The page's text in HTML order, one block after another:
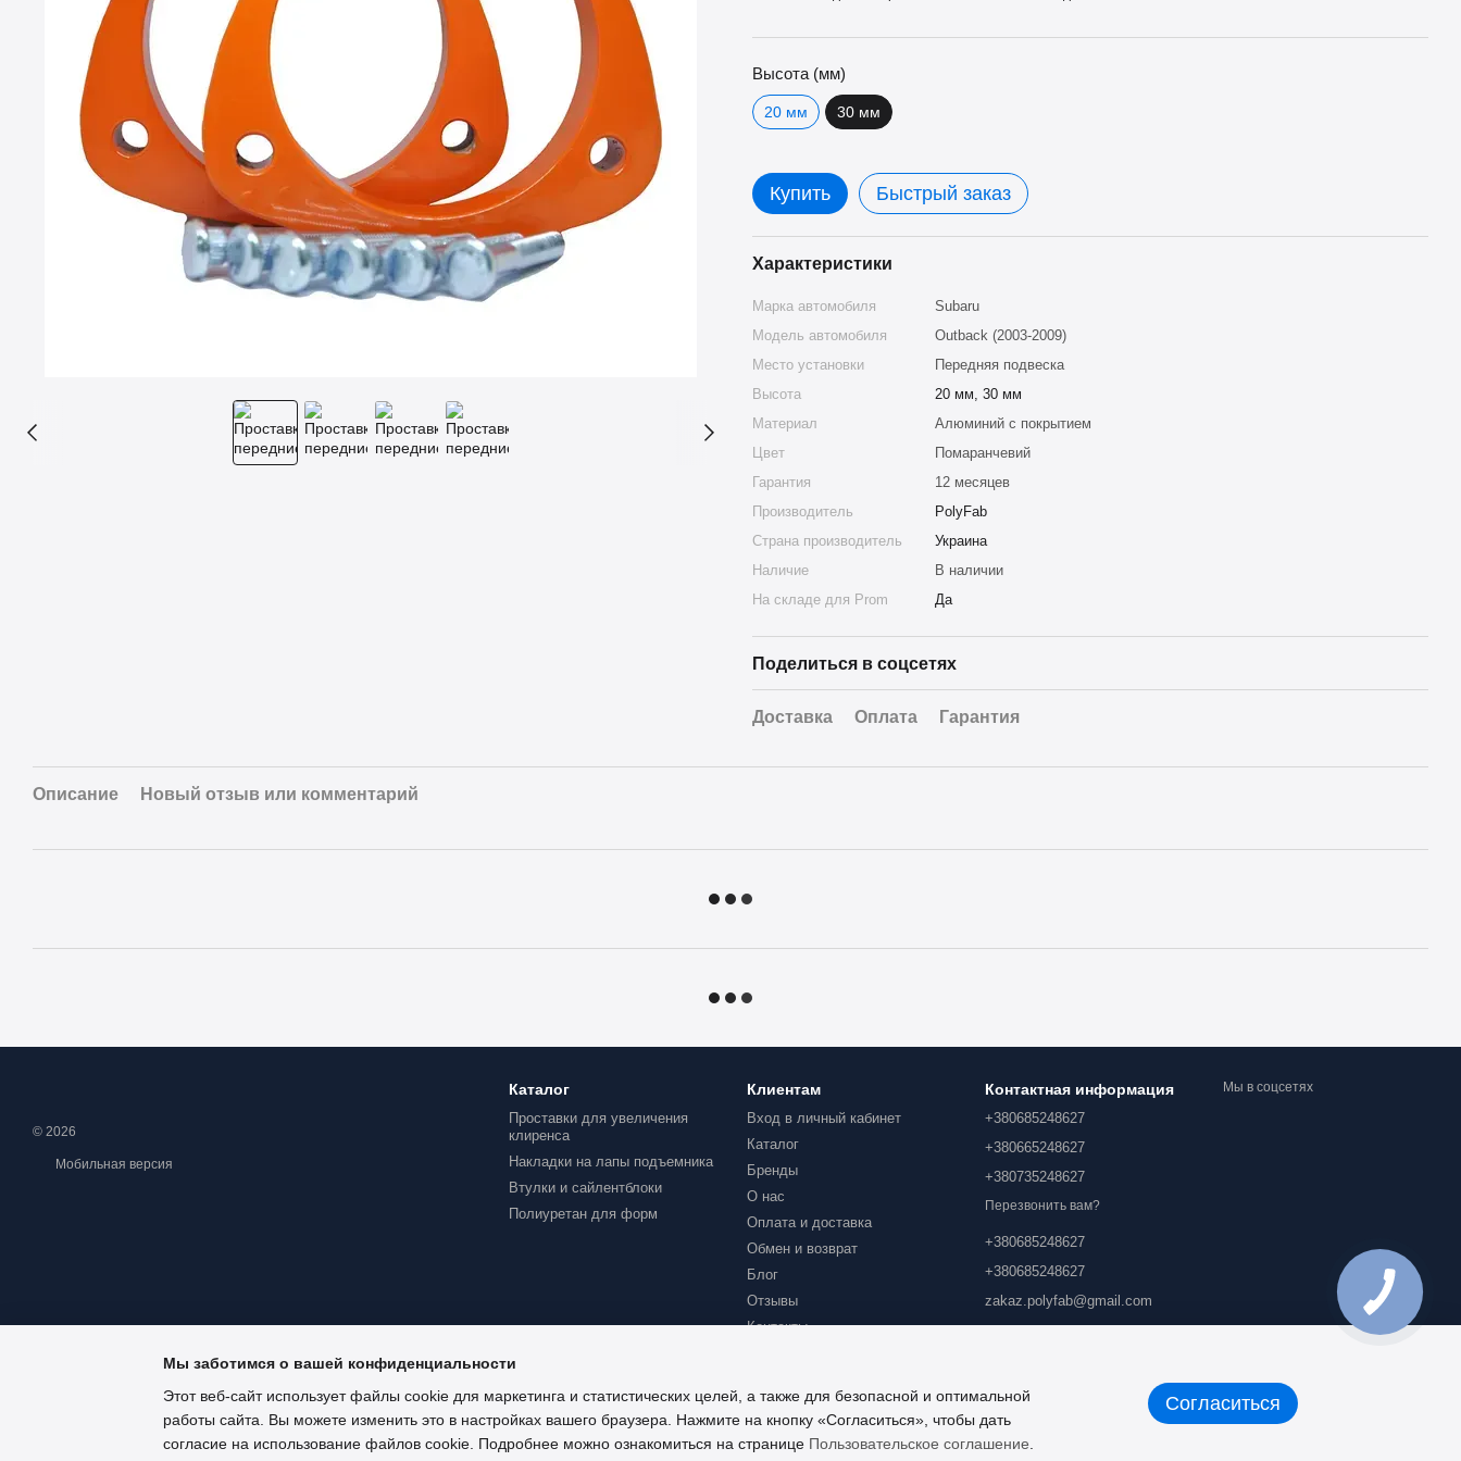
Высота (мм)
20 мм 30 мм
Купить Быстрый заказ
Характеристики
Марка автомобиля
Subaru
Модель автомобиля
Outback (2003-2009)
Место установки
Передняя подвеска
Высота
20 мм, 30 мм
Материал
Алюминий с покрытием
Цвет
Помаранчевий
Гарантия
12 месяцев
Производитель
PolyFab
Страна производитель
Украина
Наличие
В наличии
На складе для Prom
Да
Поделиться в соцсетях
Доставка Оплата Гарантия
Описание Новый отзыв или комментарий
© 2026
Мобильная версия
Каталог
Проставки для увеличения
клиренса
Накладки на лапы подъемника
Втулки и сайлентблоки
Полиуретан для форм
Клиентам
Вход в личный кабинет
Каталог
Бренды
О нас
Оплата и доставка
Обмен и возврат
Блог
Отзывы
Контакты
Контактная информация
+380685248627
+380665248627
+380735248627
Перезвонить вам?
+380685248627
+380685248627
zakaz.polyfab@gmail.com
Карта проезда
Мы в соцсетях
Мы заботимся о вашей конфиденциальности
Этот веб-сайт использует файлы cookie для маркетинга и статистических целей, а также для безопасной и оптимальной
работы сайта. Вы можете изменить это в настройках вашего браузера. Нажмите на кнопку «Согласиться», чтобы дать
согласие на использование файлов cookie. Подробнее можно ознакомиться на странице Пользовательское соглашение
Согласиться